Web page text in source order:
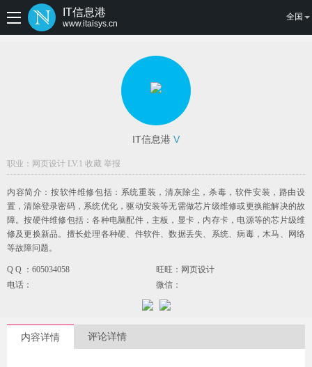
IT信息港
www.itaisys.cn
全国
IT信息港 V
职业：网页设计 LV.1 收藏 举报
内容简介：按软件维修包括：系统重装，清灰除尘，杀毒，软件安装，路由设
置，清除登录密码，系统优化，驱动安装等无需做芯片级维修或更换能解决的故
障。按硬件维修包括：各种电脑配件，主板，显卡，内存卡，电源等的芯片级维
修及更换新品。擅长处理各种硬、件软件、数据丢失、系统、病毒，木马、网络
等故障问题。
Q Q ：605034058
旺旺：网页设计
电话：
微信：
内容详情 评论详情